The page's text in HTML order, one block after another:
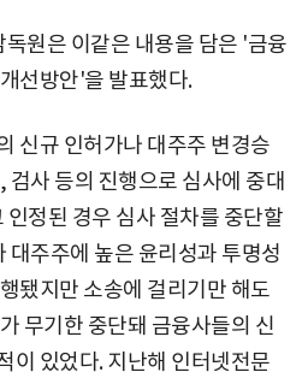
원은 이같은 내용을 담은 '금융
선방안'을 발표했다.
신규 인허가나 대주주 변경승
사 등의 진행으로 심사에 중대
정된 경우 심사 절차를 중단할
대주주에 높은 윤리성과 투명성
됐지만 소송에 걸리기만 해도
무기한 중단돼 금융사들의 신
이 있었다. 지난해 인터넷전문